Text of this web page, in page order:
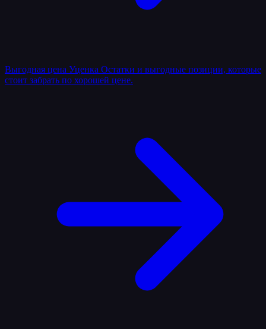
Выгодная цена Уценка Остатки и выгодные позиции, которые
стоит забрать по хорошей цене.